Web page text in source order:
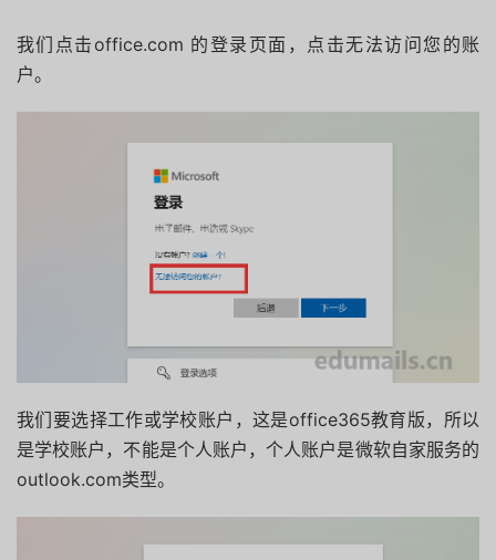
我们点击office.com 的登录页面，点击无法访问您的账
户。
我们要选择工作或学校账户，这是office365教育版，所以
是学校账户，不能是个人账户，个人账户是微软自家服务的
outlook.com类型。